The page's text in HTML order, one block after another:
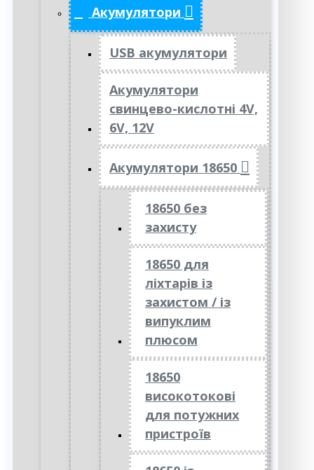
Акумулятори
USB акумулятори
Акумулятори
свинцево-кислотні 4V,
6V, 12V
Акумулятори 18650
18650 без
захисту
18650 для
ліхтарів із
захистом / із
випуклим
плюсом
18650
високотокові
для потужних
пристроїв